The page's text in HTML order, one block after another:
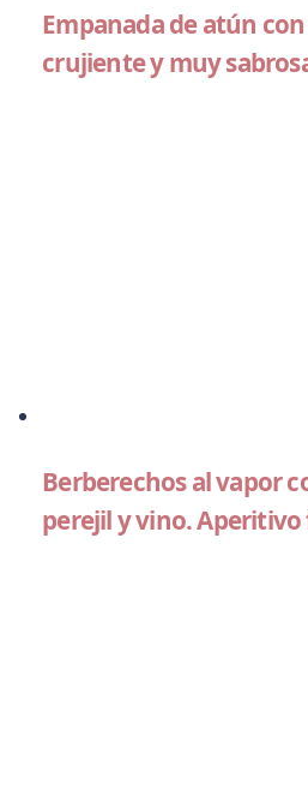
Empanada de atún
crujiente y muy
Berberechos al vapor
perejil y vino. Aperitivo